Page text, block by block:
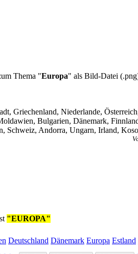
Thema "Europa" als Bild-Datei
Griechenland, Niederlande,
Bulgarien, Dänemark,
Schweiz, Andorra, Ungarn, Irland,
"EUROPA"
Deutschland Dänemark Europa Estland